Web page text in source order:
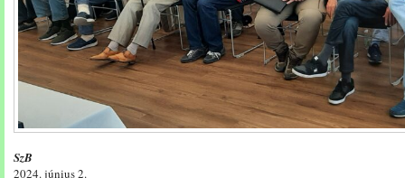
SzB
2024. június 2.